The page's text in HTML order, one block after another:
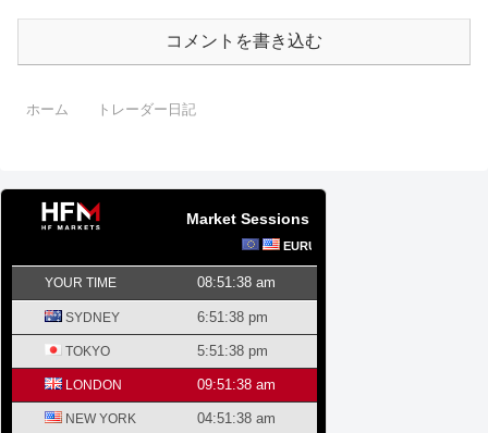
コメントを書き込む
ホーム トレーダー日記
Market Sessions